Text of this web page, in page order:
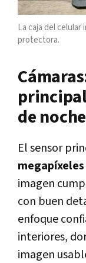
La caja del
protectora.
de
El sensor
megapíxeles
imagen
con buen
enfoque
interiores,
imagen